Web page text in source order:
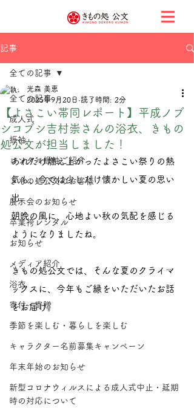
記事
全ての記事
成人式
振袖
レンタル振袖ご紹介
きもの処公文のお客様
展示会のお知らせ
卒業袴レンタル
お知らせ
メディア紹介
浴衣
寄付・寄贈
季節を楽しむ・暮らしを楽しむ
キャラクター名前募集キャンペーン
年末年始のお知らせ
新型コロナウィルスによる成人式中止・延期
時の対応について
全ての記事
【よさこい帯同レポート】平成ノブ
シコブシ吉村崇さんの浴衣、きもの
処公文が担当しました！
光森 美恵
2025年9月20日 読了時間: 2分
あれだけ燃え上がったよさこい祭りの熱
気も、今では少しだけ懐かしい夏の思い
出。
朝晩の風に、心地よい秋の気配を感じる
ようになりましたね。
きもの処公文では、そんな夏のクライマ
ックスに、今年もご縁をいただいたお話
をお届け。